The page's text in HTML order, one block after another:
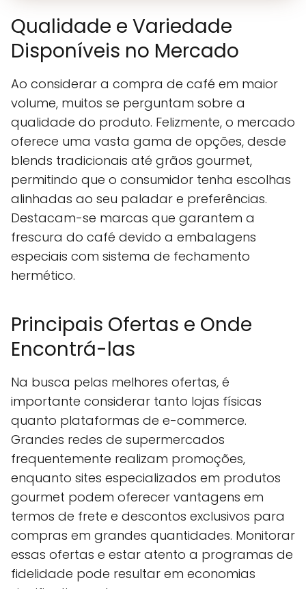
Qualidade e Variedade
Disponíveis no Mercado
Ao considerar a compra de café em maior
volume, muitos se perguntam sobre a
qualidade do produto. Felizmente, o mercado
oferece uma vasta gama de opções, desde
blends tradicionais até grãos gourmet,
permitindo que o consumidor tenha escolhas
alinhadas ao seu paladar e preferências.
Destacam-se marcas que garantem a
frescura do café devido a embalagens
especiais com sistema de fechamento
hermético.
Principais Ofertas e Onde
Encontrá-las
Na busca pelas melhores ofertas, é
importante considerar tanto lojas físicas
quanto plataformas de e-commerce.
Grandes redes de supermercados
frequentemente realizam promoções,
enquanto sites especializados em produtos
gourmet podem oferecer vantagens em
termos de frete e descontos exclusivos para
compras em grandes quantidades. Monitorar
essas ofertas e estar atento a programas de
fidelidade pode resultar em economias